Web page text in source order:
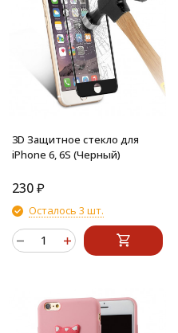
3D Защитное стекло для
iPhone 6, 6S (Черный)
230₽
Осталось 3 шт.